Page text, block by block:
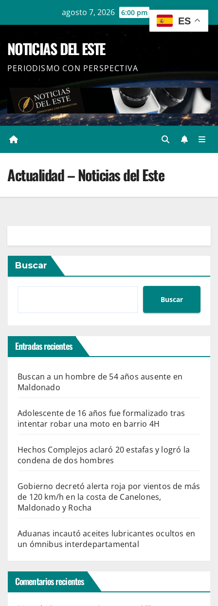
agosto 7, 2026 6:00 pm
NOTICIAS DEL ESTE
PERIODISMO CON PERSPECTIVA
Actualidad – Noticias del Este
Buscar
Buscar
Entradas recientes
Buscan a un hombre de 54 años ausente en
Maldonado
Adolescente de 16 años fue formalizado tras
intentar robar una moto en barrio 4H
Hechos Complejos aclaró 20 estafas y logró la
condena de dos hombres
Gobierno decretó alerta roja por vientos de más
de 120 km/h en la costa de Canelones,
Maldonado y Rocha
Aduanas incautó aceites lubricantes ocultos en
un ómnibus interdepartamental
Comentarios recientes
ES